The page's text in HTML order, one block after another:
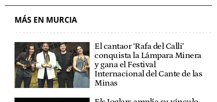
MÁS EN MURCIA
El cantaor ‘Rafa del Calli’
conquista la Lámpara Minera
y gana el Festival
Internacional del Cante de las
Minas